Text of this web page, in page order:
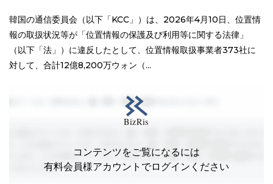
韓国の通信委員会（以下「KCC」）は、2026年4月10日、位置情
報の取扱状況等が「位置情報の保護及び利用等に関する法律」
（以下「法」）に違反したとして、位置情報取扱事業者373社に
対して、合計12億8,200万ウォン（...
コンテンツをご覧になるには
有料会員様アカウントでログインください